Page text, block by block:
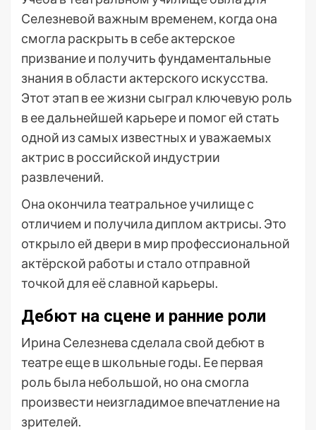
Селезневой важным временем, когда она
смогла раскрыть в себе актерское
призвание и получить фундаментальные
знания в области актерского искусства.
Этот этап в ее жизни сыграл ключевую роль
в ее дальнейшей карьере и помог ей стать
одной из самых известных и уважаемых
актрис в российской индустрии
развлечений.
Она окончила театральное училище с
отличием и получила диплом актрисы. Это
открыло ей двери в мир профессиональной
актёрской работы и стало отправной
точкой для её славной карьеры.
Дебют на сцене и ранние роли
Ирина Селезнева сделала свой дебют в
театре еще в школьные годы. Ее первая
роль была небольшой, но она смогла
произвести неизгладимое впечатление на
зрителей.